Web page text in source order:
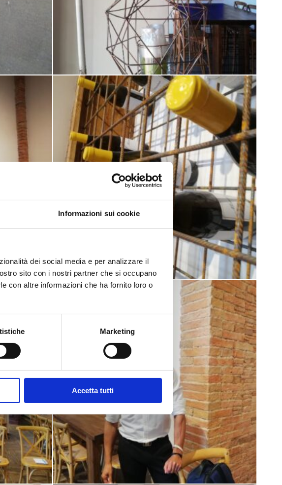
Informazioni sui cookie
dei social media e per analizzare il
sito con i nostri partner che si occupano
con altre informazioni che ha fornito loro o
Marketing
Accetta tutti